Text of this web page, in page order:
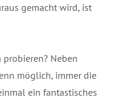
gemacht wird, ist
probieren? Neben
möglich, immer die
ein fantastisches